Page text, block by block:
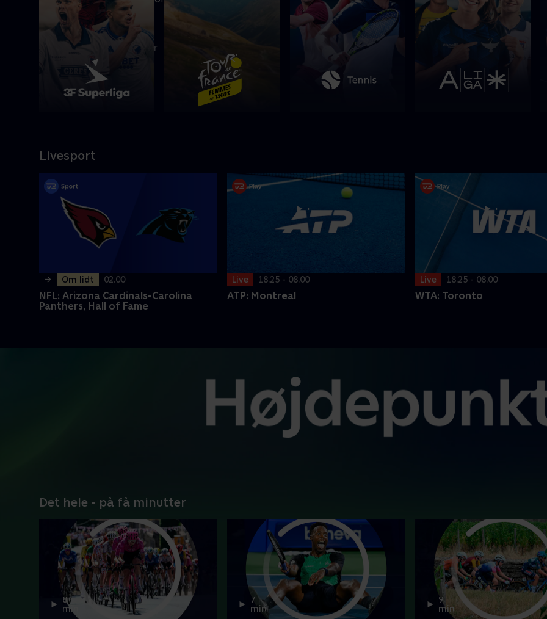
Panthers
00
timer
01
minutter
38
Livesport
-> Om lidt 02.00
NFL: Arizona Cardinals-Carolina
Panthers, Hall of Fame
Live 18.25 - 08.00
ATP: Montreal
Live 18.25 - 08.00
WTA: Toronto
Det hele - på få minutter
8
min
7
min
9
min